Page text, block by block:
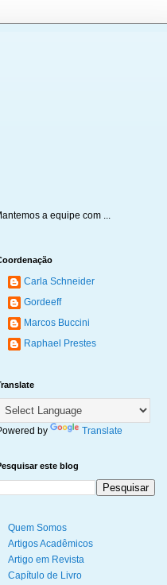
a equipe com ...
Carla Schneider
Gordeeff
Marcos Buccini
Raphael Prestes
by Translate
este blog
Quem Somos
Artigos Acadêmicos
Artigo em Revista
Capítulo de Livro